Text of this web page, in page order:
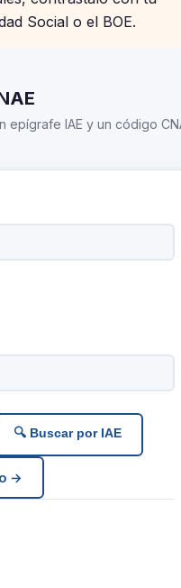
Social o el BOE.
epígrafe IAE y un código
🔍 Buscar por IAE
→